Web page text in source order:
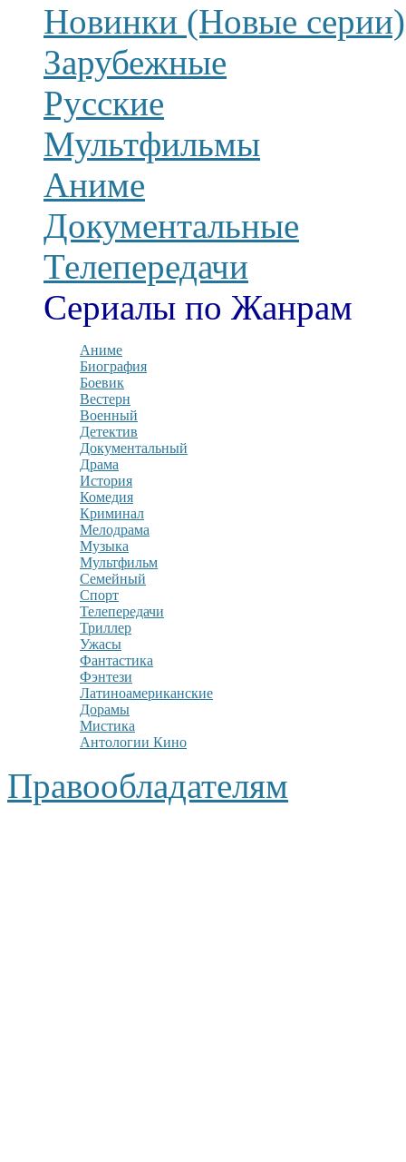
Новинки (Новые серии)
Зарубежные
Русские
Мультфильмы
Аниме
Документальные
Телепередачи
Сериалы по Жанрам
Аниме
Биография
Боевик
Вестерн
Военный
Детектив
Документальный
Драма
История
Комедия
Криминал
Мелодрама
Музыка
Мультфильм
Семейный
Спорт
Телепередачи
Триллер
Ужасы
Фантастика
Фэнтези
Латиноамериканские
Дорамы
Мистика
Антологии Кино
Правообладателям